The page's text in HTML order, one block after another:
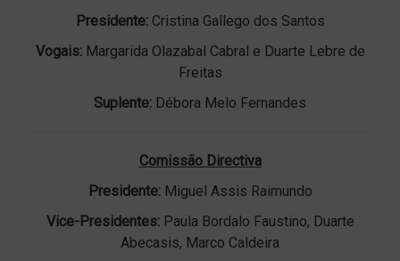
Presidente:Cristina Gallego dos Santos
Vogais:Margarida Olazabal Cabral e Duarte Lebre de
Freitas
Suplente: Débora Melo Fernandes
Comissão Directiva
Presidente:Miguel Assis Raimundo
Vice-Presidentes:Paula Bordalo Faustino, Duarte
Abecasis, Marco Caldeira